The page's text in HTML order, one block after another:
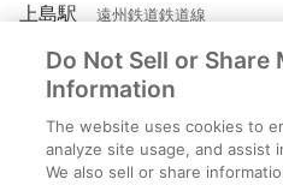
上島駅 遠州鉄道鉄道線
浜松市中央区上島三丁目40-1
このページの店舗から 3.9 km
遠州西ヶ崎駅 遠州鉄道鉄道線
浜松市中央区西ケ崎町686-1
Do Not Sell or Share
Information
The website uses cookies to
analyze site usage, and assist
We also sell or share